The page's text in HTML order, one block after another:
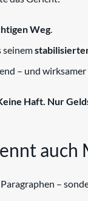
Weg.
seinem
– und
Haft. Nur
auch
–